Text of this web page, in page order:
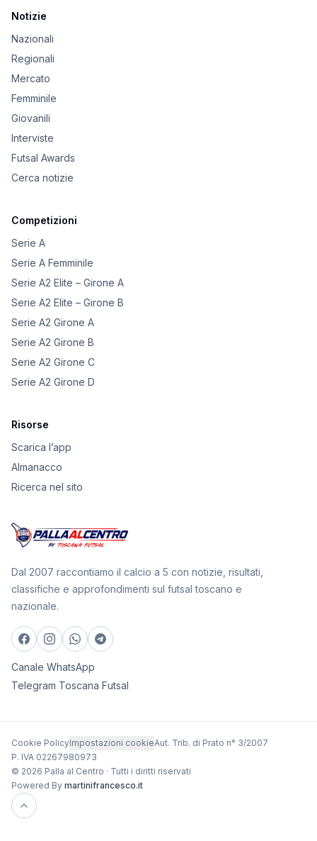
Notizie
Nazionali
Regionali
Mercato
Femminile
Giovanili
Interviste
Futsal Awards
Cerca notizie
Competizioni
Serie A
Serie A Femminile
Serie A2 Elite – Girone A
Serie A2 Elite – Girone B
Serie A2 Girone A
Serie A2 Girone B
Serie A2 Girone C
Serie A2 Girone D
Risorse
Scarica l’app
Almanacco
Ricerca nel sito
Dal 2007 raccontiamo il calcio a 5 con notizie, risultati,
classifiche e approfondimenti sul futsal toscano e
nazionale.
Canale WhatsApp
Telegram Toscana Futsal
Cookie PolicyImpostazioni cookieAut. Trib. di Prato n° 3/2007
P. IVA 02267980973
© 2026 Palla al Centro · Tutti i diritti riservati
Powered By martinifrancesco.it